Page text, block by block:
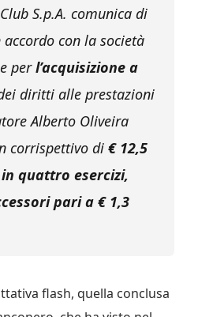
S.p.A. comunica di
con la società
perl’acquisizione a
diritti alle prestazioni
Alberto Oliveira
corrispettivo di € 12,5
quattro esercizi,
pari a € 1,3
flash, quella conclusa